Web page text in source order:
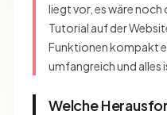
liegt vor, es wäre noch
Tutorial auf der
Funktionen kompakt
umfangreich und alles
Welche